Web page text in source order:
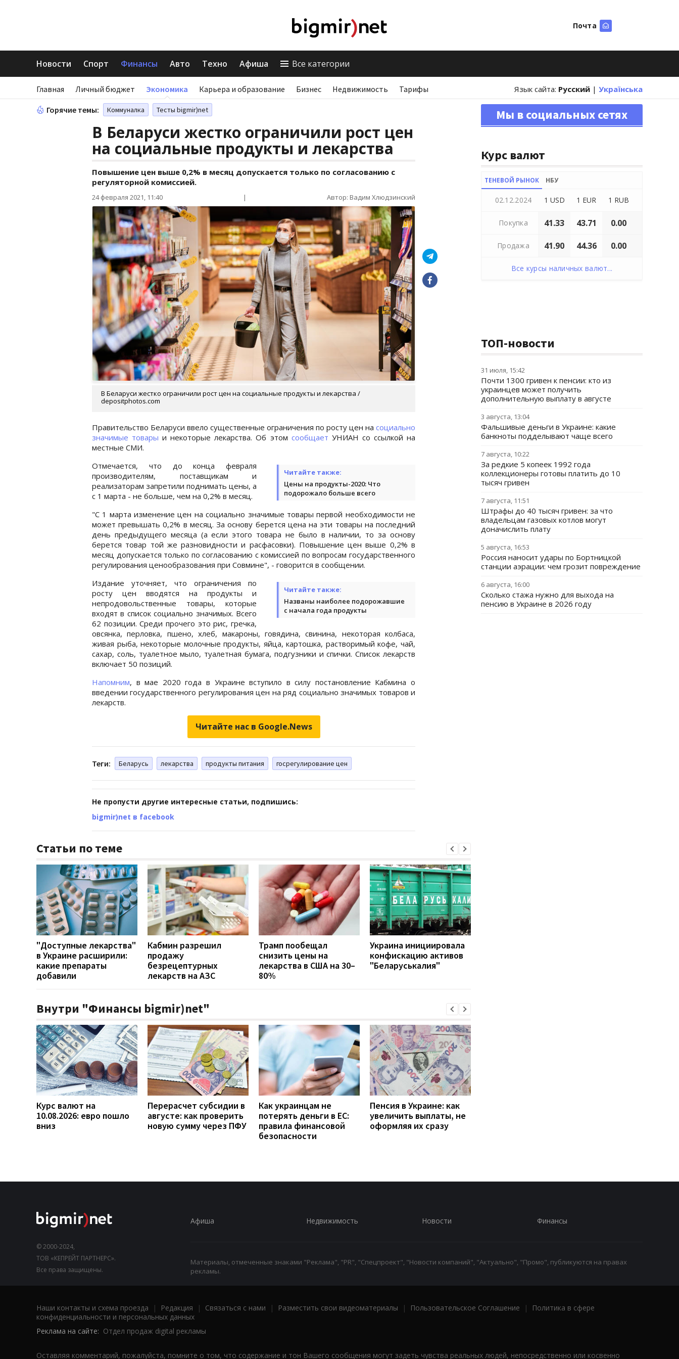
Почта
Новости Спорт Финансы Авто Техно Афиша Все категории
Главная Личный бюджет Экономика Карьера и образование Бизнес Недвижимость Тарифы Язык сайта: Русский | Українська
Горячие темы: Коммуналка Тесты bigmir)net
В Беларуси жестко ограничили рост цен
на социальные продукты и лекарства
Повышение цен выше 0,2% в месяц допускается только по согласованию с
регуляторной комиссией.
24 февраля 2021, 11:40 | Автор: Вадим Хлюдзинский
В Беларуси жестко ограничили рост цен на социальные продукты и лекарства /
depositphotos.com
Правительство Беларуси ввело существенные ограничения по росту цен на социально
значимые товары и некоторые лекарства. Об этом сообщает УНИАН со ссылкой на
местные СМИ.
Читайте также:
Цены на продукты-2020: Что
подорожало больше всего
Отмечается, что до конца февраля
производителям, поставщикам и
реализаторам запретили поднимать цены, а
с 1 марта - не больше, чем на 0,2% в месяц.
"С 1 марта изменение цен на социально значимые товары первой необходимости не
может превышать 0,2% в месяц. За основу берется цена на эти товары на последний
день предыдущего месяца (а если этого товара не было в наличии, то за основу
берется товар той же разновидности и расфасовки). Повышение цен выше 0,2% в
месяц допускается только по согласованию с комиссией по вопросам государственного
регулирования ценообразования при Совмине", - говорится в сообщении.
Читайте также:
Названы наиболее подорожавшие
с начала года продукты
Издание уточняет, что ограничения по
росту цен вводятся на продукты и
непродовольственные товары, которые
входят в список социально значимых. Всего
62 позиции. Среди прочего это рис, гречка,
овсянка, перловка, пшено, хлеб, макароны, говядина, свинина, некоторая колбаса,
живая рыба, некоторые молочные продукты, яйца, картошка, растворимый кофе, чай,
сахар, соль, туалетное мыло, туалетная бумага, подгузники и спички. Список лекарств
включает 50 позиций.
Напомним, в мае 2020 года в Украине вступило в силу постановление Кабмина о
введении государственного регулирования цен на ряд социально значимых товаров и
лекарств.
Читайте нас в Google.News
Теги: Беларусь лекарства продукты питания госрегулирование цен
Не пропусти другие интересные статьи, подпишись:
bigmir)net в facebook
Статьи по теме
"Доступные лекарства"
в Украине расширили:
какие препараты
добавили
Кабмин разрешил
продажу
безрецептурных
лекарств на АЗС
Трамп пообещал
снизить цены на
лекарства в США на 30–
80%
Украина инициировала
конфискацию активов
"Беларуськалия"
Внутри "Финансы bigmir)net"
Курс валют на
10.08.2026: евро пошло
вниз
Перерасчет субсидии в
августе: как проверить
новую сумму через ПФУ
Как украинцам не
потерять деньги в ЕС:
правила финансовой
безопасности
Пенсия в Украине: как
увеличить выплаты, не
оформляя их сразу
Мы в социальных сетях
Курс валют
ТЕНЕВОЙ РЫНОК НБУ
02.12.2024 1 USD 1 EUR 1 RUB
Покупка 41.33 43.71 0.00
Продажа 41.90 44.36 0.00
Все курсы наличных валют...
ТОП-новости
31 июля, 15:42
Почти 1300 гривен к пенсии: кто из
украинцев может получить
дополнительную выплату в августе
3 августа, 13:04
Фальшивые деньги в Украине: какие
банкноты подделывают чаще всего
7 августа, 10:22
За редкие 5 копеек 1992 года
коллекционеры готовы платить до 10
тысяч гривен
7 августа, 11:51
Штрафы до 40 тысяч гривен: за что
владельцам газовых котлов могут
доначислить плату
5 августа, 16:53
Россия наносит удары по Бортницкой
станции аэрации: чем грозит повреждение
6 августа, 16:00
Сколько стажа нужно для выхода на
пенсию в Украине в 2026 году
© 2000-2024,
ТОВ «КЕПРЕЙТ ПАРТНЕРС».
Все права защищены.
Афиша Недвижимость Новости Финансы
Материалы, отмеченные знаками "Реклама", "PR", "Спецпроект", "Новости компаний", "Актуально", "Промо", публикуются на правах
рекламы.
Наши контакты и схема проезда | Редакция | Связаться с нами | Разместить свои видеоматериалы | Пользовательское Соглашение |
Политика в сфере
конфиденциальности и персональных данных
Реклама на сайте: Отдел продаж digital рекламы
Оставляя комментарий, пожалуйста, помните о том, что содержание и тон Вашего сообщения могут задеть чувства реальных людей, непосредственно или косвенно